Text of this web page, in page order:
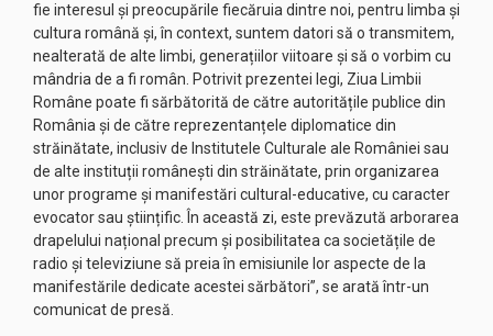
fie interesul și preocupările fiecăruia dintre noi, pentru limba și
cultura română și, în context, suntem datori să o transmitem,
nealterată de alte limbi, generațiilor viitoare și să o vorbim cu
mândria de a fi român. Potrivit prezentei legi, Ziua Limbii
Române poate fi sărbătorită de către autoritățile publice din
România şi de către reprezentanțele diplomatice din
străinătate, inclusiv de Institutele Culturale ale României sau
de alte instituții românești din străinătate, prin organizarea
unor programe şi manifestări cultural-educative, cu caracter
evocator sau științific. În această zi, este prevăzută arborarea
drapelului național precum şi posibilitatea ca societățile de
radio şi televiziune să preia în emisiunile lor aspecte de la
manifestările dedicate acestei sărbători”, se arată într-un
comunicat de presă.